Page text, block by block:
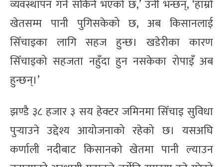
व्यवस्थापन गर्न सकिने भएको छ,’ उनी भन्छन्, ‘हाम्रो
खेतसम्म पानी पुगिसकेको छ, अब किसानलाई
सिँचाइका लागि सहज हुन्छ। खडेरीका कारण
सिँचाइको सहजता नहुँदा हुन नसकेका रोपाइँ अब
हुन्छन्।’
झण्डै ३८ हजार ३ सय हेक्टर जमिनमा सिँचाइ सुविधा
पुर्‍याउने उद्देश्य आयोजनाको रहेको छ। यसअघि
कर्णाली नदीबाट किसानको खेतमा पानी ल्याउन